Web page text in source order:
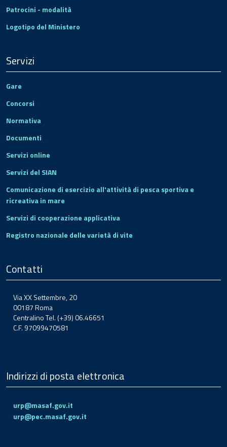
Patrocini - modalità
Logotipo del Ministero
Servizi
Gare
Concorsi
Normativa
Documenti
Servizi online
Servizi del SIAN
Comunicazione di esercizio all'attività di pesca sportiva e
ricreativa in mare
Servizi di cooperazione applicativa
Registro nazionale delle varietà di vite
Contatti
Via XX Settembre, 20
00187 Roma
Centralino Tel. (+39) 06.46651
C.F. 97099470581
Indirizzi di posta elettronica
urp@masaf.gov.it
urp@pec.masaf.gov.it